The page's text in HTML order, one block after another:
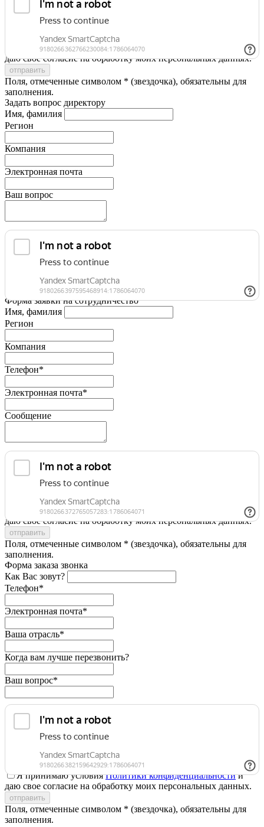
Я принимаю условияПолитики конфиденциальности
даю свое согласие на обработку моих персональных данных.
Поля, отмеченные символом * (звездочка), обязательны для
заполнения.
Задать вопрос директору
Имя, фамилия
Регион
Компания
Электронная почта
Ваш вопрос
Форма заявки на сотрудничество
Имя, фамилия
Регион
Компания
Телефон*
Электронная почта*
Сообщение
Я принимаю условияПолитики конфиденциальности
даю свое согласие на обработку моих персональных данных.
Поля, отмеченные символом * (звездочка), обязательны для
заполнения.
Форма заказа звонка
Как Вас зовут?
Телефон*
Электронная почта*
Ваша отрасль*
Когда вам лучше перезвонить?
Ваш вопрос*
Я принимаю условияПолитики конфиденциальностии
даю свое согласие на обработку моих персональных данных.
Поля, отмеченные символом * (звездочка), обязательны для
заполнения.